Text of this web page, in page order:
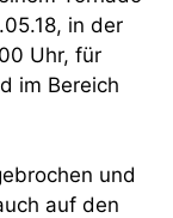
in der
Uhr, für
im Bereich
und
auf den